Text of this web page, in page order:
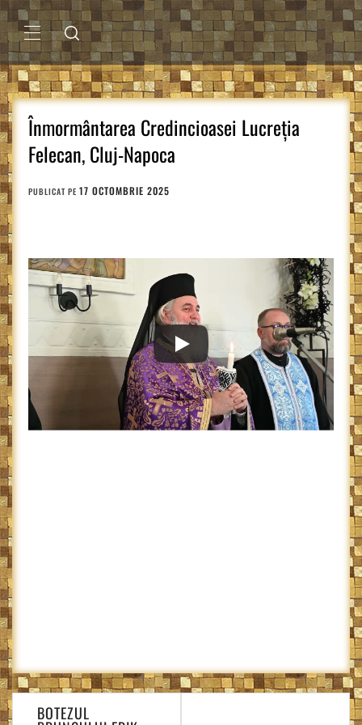
Sari
la
conținutMENIU
PRINCIPAL
Înmormântarea Credincioasei Lucreția
Felecan, Cluj-Napoca
PUBLICAT PE 17 OCTOMBRIE 2025
Navigare
BOTEZUL